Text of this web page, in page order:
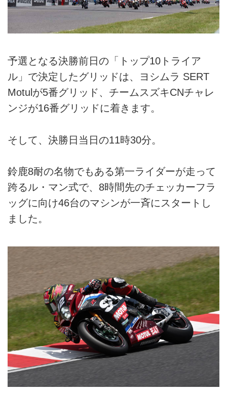
予選となる決勝前日の「トップ10トライア
ル」で決定したグリッドは、ヨシムラ SERT
Motulが5番グリッド、チームスズキCNチャレ
ンジが16番グリッドに着きます。
そして、決勝日当日の11時30分。
鈴鹿8耐の名物でもある第一ライダーが走って
跨るル・マン式で、8時間先のチェッカーフラ
ッグに向け46台のマシンが一斉にスタートし
ました。